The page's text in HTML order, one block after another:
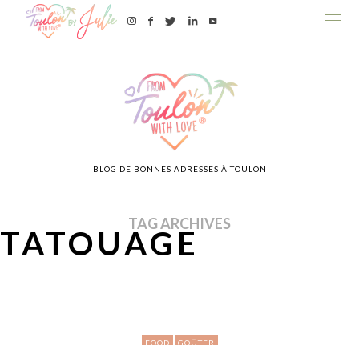
BLOG DE BONNES ADRESSES À TOULON
TAG ARCHIVES
TATOUAGE
FOOD GOÛTER